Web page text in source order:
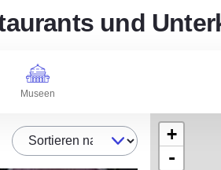
und
Museen
Sortieren nach
+
-